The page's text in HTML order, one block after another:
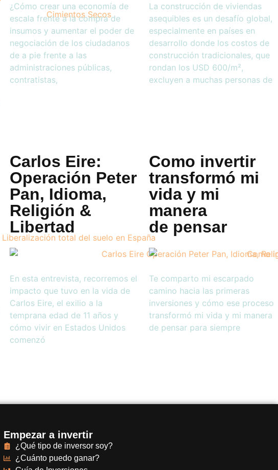
¿Cómo crear una economía de
escala frente a la compra de
insumos y aumentar el poder de
negociación de los ciudadanos
de a pie frente a las
administraciones públicas,
contratistas,
La construcción de viviendas
asequibles es un desafío global,
especialmente en países en
desarrollo donde los costos de
construcción tradicionales, que
rondan los USD 600/m²,
excluyen a muchas personas de
Carlos Eire:
Operación Peter
Pan, Idioma,
Religión &
Libertad
En esta entrevista, recorremos el
impacto que tuvo en la vida de
Carlos Eire, el exilio a la
temprana edad de 11 años y
cómo vivir en Estados Unidos
comenzó
Como invertir
transformó mi
vida y mi
manera
de pensar
Te comparto mi escarpado
camino hacia las primeras
inversiones y cómo ese proceso
transformó mi vida y mi manera
de pensar para siempre
Empezar a invertir
¿Qué tipo de inversor soy?
¿Cuánto puedo ganar?